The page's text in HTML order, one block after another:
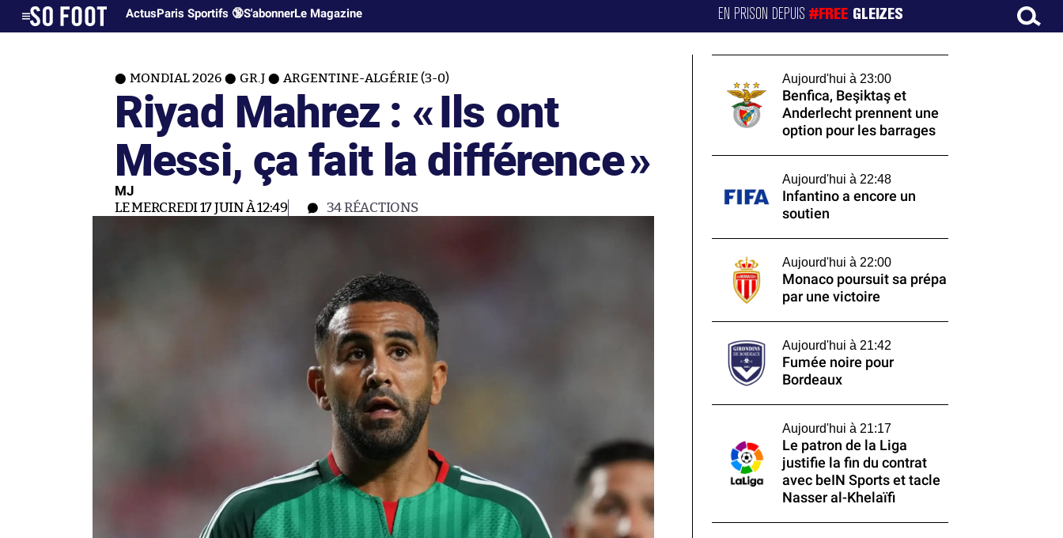
ActusParis Sportifs 🔞S'abonnerLe Magazine EN PRISON DEPUIS#FREE GLEIZES
MONDIAL 2026 GR.J ARGENTINE-ALGÉRIE (3-0)
Riyad Mahrez : «Ils ont
Messi, ça fait la différence»
MJ
LE MERCREDI 17 JUIN À 12:49 34RÉACTIONS
Aujourd'hui à 23:00
Benfica, Beşiktaş et
Anderlecht prennent une
option pour les barrages
Aujourd'hui à 22:48
Infantino a encore un
soutien
Aujourd'hui à 22:00
Monaco poursuit sa prépa
par une victoire
Aujourd'hui à 21:42
Fumée noire pour
Bordeaux
Aujourd'hui à 21:17
Le patron de la Liga
justifie la fin du contrat
avec beIN Sports et tacle
Nasser al-Khelaïfi